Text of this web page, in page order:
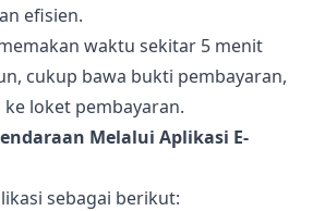
efisien.
waktu sekitar 5 menit
cukup bawa bukti pembayaran,
ke loket pembayaran.
Melalui Aplikasi E-
sebagai berikut: